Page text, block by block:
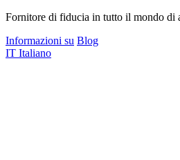
Fornitore di fiducia in tutto il mondo di
Informazioni su Blog
IT Italiano